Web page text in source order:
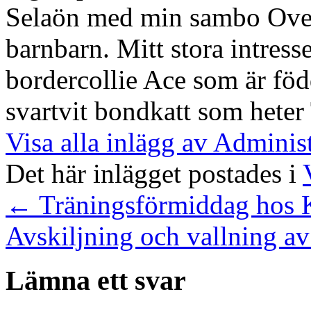
Selaön med min sambo
barnbarn. Mitt stora
bordercollie Ace som är
svartvit bondkatt som heter
Visa alla inlägg av
Det här inlägget postades i
← Träningsförmiddag hos
Avskiljning och vallning
Lämna ett svar